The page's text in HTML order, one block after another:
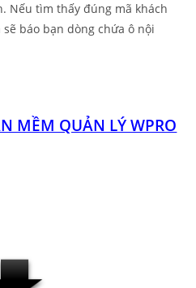
Nếu tìm thấy đúng mã khách
báo bạn dòng chứa ô nội
MỀM QUẢN LÝ WPRO